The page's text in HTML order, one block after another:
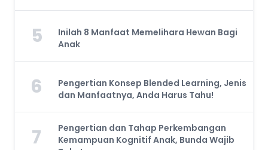
5
Inilah 8 Manfaat Memelihara Hewan Bagi
Anak
6
Pengertian Konsep Blended Learning, Jenis
dan Manfaatnya, Anda Harus Tahu!
7
Pengertian dan Tahap Perkembangan
Kemampuan Kognitif Anak, Bunda Wajib